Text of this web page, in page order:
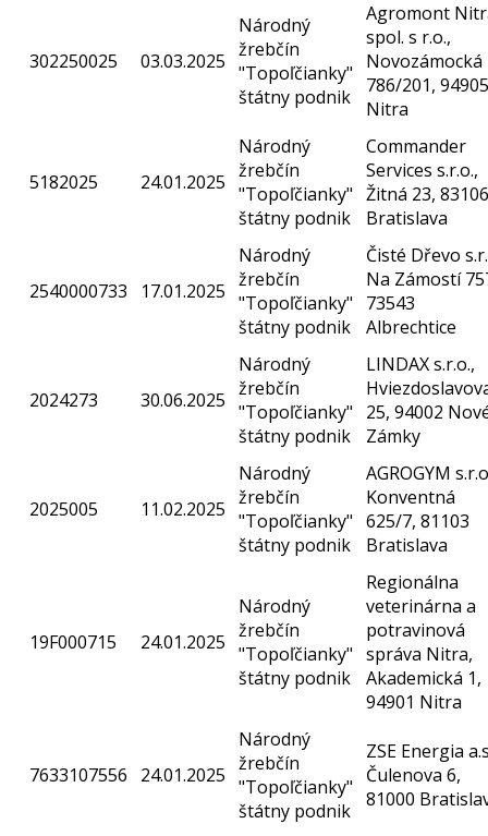
302250025 03.03.2025
Národný
žrebčín
"Topoľčianky"
štátny podnik
Agromont
spol. s r.o.,
Novozámocká
786/201, 94905
Nitra
5182025 24.01.2025
Národný
žrebčín
"Topoľčianky"
štátny podnik
Commander
Services s.r.o.,
Žitná 23, 83106
Bratislava
2540000733 17.01.2025
Národný
žrebčín
"Topoľčianky"
štátny podnik
Čisté Dřevo
Na Zámostí
73543
Albrechtice
2024273 30.06.2025
Národný
žrebčín
"Topoľčianky"
štátny podnik
LINDAX s.r.o.,
25, 94002
Zámky
2025005 11.02.2025
Národný
žrebčín
"Topoľčianky"
štátny podnik
AGROGYM
Konventná
625/7, 81103
Bratislava
19F000715 24.01.2025
Národný
žrebčín
"Topoľčianky"
štátny podnik
Regionálna
veterinárna a
potravinová
správa Nitra,
Akademická 1,
94901 Nitra
7633107556 24.01.2025
Národný
žrebčín
"Topoľčianky"
štátny podnik
ZSE Energia
Čulenova 6,
81000